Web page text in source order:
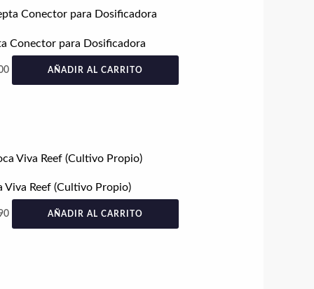
Conector para Dosificadora
AÑADIR AL CARRITO
Viva Reef (Cultivo Propio)
AÑADIR AL CARRITO